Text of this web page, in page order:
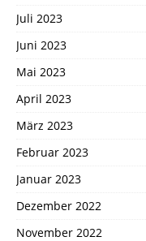
Juli 2023
Juni 2023
Mai 2023
April 2023
März 2023
Februar 2023
Januar 2023
Dezember 2022
November 2022